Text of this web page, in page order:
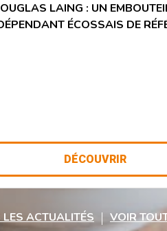
LAING : UN
ÉCOSSAIS DE
DÉCOUVRIR
ACTUALITÉS VOIR